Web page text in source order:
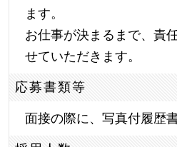
ます。
お仕事が決まるまで、責
せていただきます。
応募書類等
面接の際に、写真付履歴